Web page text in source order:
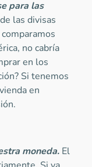
para las
las divisas
no cabría
en los
Si tenemos
en
moneda. El